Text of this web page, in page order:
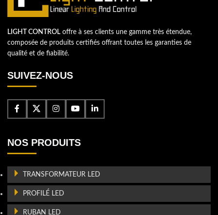
LIGHT CONTROL offre à ses clients une gamme très étendue,
composée de produits certifiés offrant toutes les garanties de
qualité et de fiabilité.
SUIVEZ-NOUS
NOS PRODUITS
TRANSFORMATEUR LED
PROFILÉ LED
RUBAN LED